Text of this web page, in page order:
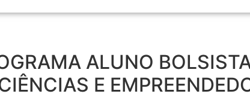
ALUNO
E